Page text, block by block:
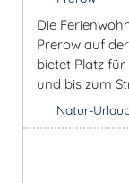
Die
Prerow auf
bietet Platz für
und bis zum
Natur-